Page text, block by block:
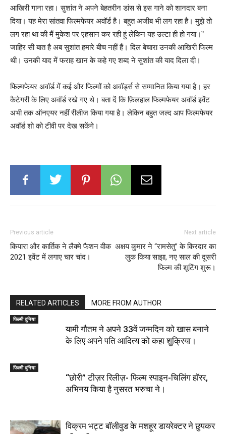
आखिरी गाना रहा। सुशांत ने अपने बेहतरीन डांस से इस गाने को शानदार बना
दिया। यह मेरा सांतवा फिल्मफेयर अवॉर्ड है। बहुत अजीब भी लग रहा है। मुझे तो
लग रहा था की मैं मुकेश पर एहसान कर रही हुं लेकिन यह उल्टा ही हो गया।”
जाहिर सी बात है अब सुशांत हमारे बीच नहीं हैं। दिल बेचारा उनकी आखिरी फिल्म
थी। उनकी याद में फराह खान के कहे गए शब्द ने सुशांत की याद दिला दी।
फिल्मफेयर अवॉर्ड में कई और फिल्मों को अवॉर्ड्स से सम्मानित किया गया है। हर
कैटेगरी के लिए अवॉर्ड रखे गए थे। बता दें कि फ़िलहाल फिल्मफेयर अवॉर्ड इवेंट
अभी तक ऑनएयर नहीं रीलीज किया गया है। लेकिन बहुत जल्द आप फिल्मफेयर
अवॉर्ड शो को टीवी पर देख सकेंगे।
Previous article
कियारा और कार्तिक ने लैक्मे फैशन वीक
2021 इवेंट में लगाए चार चांद।
Next article
अक्षय कुमार ने “रामसेतु” के किरदार का
लुक किया साझा, नए साल की दूसरी
फिल्म की शूटिंग शुरू।
RELATED ARTICLES MORE FROM AUTHOR
फिल्मी दुनिया
यामी गौतम ने अपने 33वें जन्मदिन को खास बनाने
के लिए अपने पति आदित्य को कहा शुक्रिया।
फिल्मी दुनिया
“छोरी” टीज़र रिलीज़- फिल्म स्पाइन-चिलिंग हॉरर,
अभिनय किया है नुसरत भरुचा ने।
विक्रम भट्ट बॉलीवुड के मशहूर डायरेक्टर ने छुपकर